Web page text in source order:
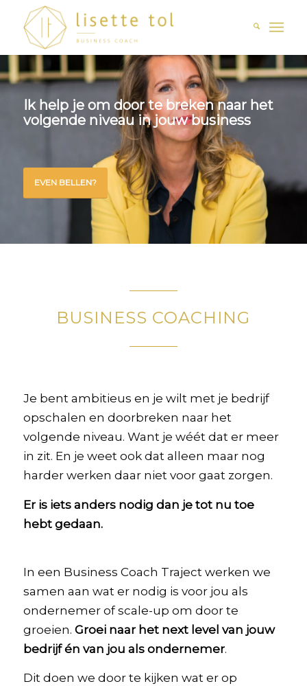
Ik help je om door te breken naar het
volgende niveau in jouw business
EVEN BELLEN?
BUSINESS COACHING
Je bent ambitieus en je wilt met je bedrijf
opschalen en doorbreken naar het
volgende niveau. Want je wéét dat er meer
in zit. En je weet ook dat alleen maar nog
harder werken daar niet voor gaat zorgen.
Er is iets anders nodig dan je tot nu toe
hebt gedaan.
In een Business Coach Traject werken we
samen aan wat er nodig is voor jou als
ondernemer of scale-up om door te
groeien. Groei naar het next level van jouw
bedrijf én van jou als ondernemer.
Dit doen we door te kijken wat er op